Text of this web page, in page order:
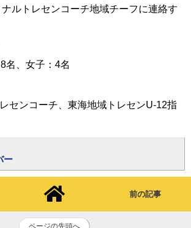
ルトレセンコーチ地域チーフに連絡す
名、女子：4名
センコーチ、東海地域トレセンU-12指
ー
前の記事
ページの先頭へ